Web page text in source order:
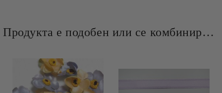
Продукта е подобен или се комбинира добре и със следните продукти :